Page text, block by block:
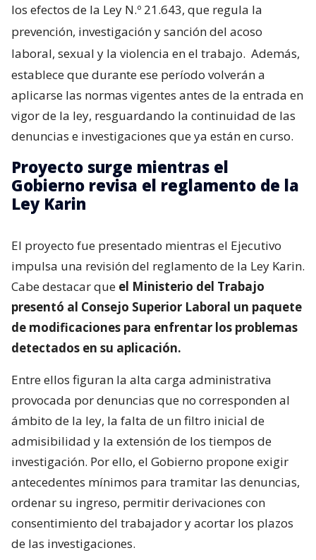
los efectos de la Ley N.º 21.643, que regula la
prevención, investigación y sanción del acoso
laboral, sexual y la violencia en el trabajo. Además,
establece que durante ese período volverán a
aplicarse las normas vigentes antes de la entrada en
vigor de la ley, resguardando la continuidad de las
denuncias e investigaciones que ya están en curso.
Proyecto surge mientras el
Gobierno revisa el reglamento de la
Ley Karin
El proyecto fue presentado mientras el Ejecutivo
impulsa una revisión del reglamento de la Ley Karin.
Cabe destacar que el Ministerio del Trabajo
presentó al Consejo Superior Laboral un paquete
de modificaciones para enfrentar los problemas
detectados en su aplicación.
Entre ellos figuran la alta carga administrativa
provocada por denuncias que no corresponden al
ámbito de la ley, la falta de un filtro inicial de
admisibilidad y la extensión de los tiempos de
investigación. Por ello, el Gobierno propone exigir
antecedentes mínimos para tramitar las denuncias,
ordenar su ingreso, permitir derivaciones con
consentimiento del trabajador y acortar los plazos
de las investigaciones.